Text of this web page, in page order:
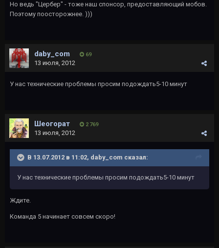
Но ведь "Цербер" - тоже наш спонсор, предоставляющий мобов.
Поэтому поосторожнее. )))
daby_com 69
13 июля, 2012
У нас технические проблемы просим подождать5-10 минут
Шеогорат 2 769
13 июля, 2012
В 13.07.2012 в 11:02, daby_com сказал:
У нас технические проблемы просим подождать5-10 минут
Ждите.
Команда 5 начинает совсем скоро!